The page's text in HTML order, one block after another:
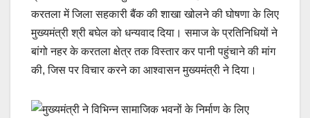
करतला में जिला सहकारी बैंक की शाखा खोलने की घोषणा के लिए
मुख्यमंत्री श्री बघेल को धन्यवाद दिया। समाज के प्रतिनिधियों ने
बांगो नहर के करतला क्षेत्र तक विस्तार कर पानी पहुंचाने की मांग
की, जिस पर विचार करने का आश्वासन मुख्यमंत्री ने दिया।